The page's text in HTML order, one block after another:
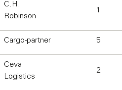
C.H.
Robinson
1
Cargo-partner 5
Ceva
Logistics
2